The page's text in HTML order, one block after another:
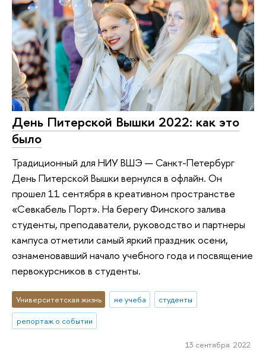
День Питерской Вышки 2022: как это
было
Традиционный для НИУ ВШЭ — Санкт-Петербург
День Питерской Вышки вернулся в офлайн. Он
прошел 11 сентября в креативном пространстве
«Севкабель Порт». На берегу Финского залива
студенты, преподаватели, руководство и партнеры
кампуса отметили самый яркий праздник осени,
ознаменовавший начало учебного года и посвящение
первокурсников в студенты.
Университетская жизнь не учеба
студенты
репортаж о событии
13 сентября 2022